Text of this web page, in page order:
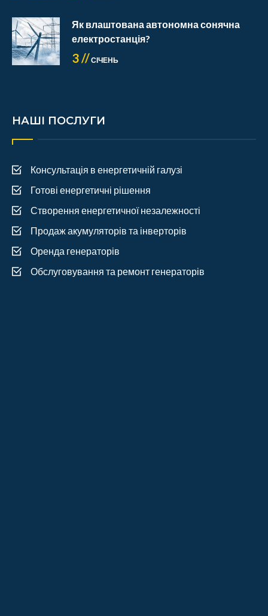
Як влаштована автономна сонячна
електростанція?
3 //СІЧЕНЬ
НАШІ ПОСЛУГИ
Консультація в енергетичній галузі
Готові енергетичні рішення
Створення енергетичної незалежності
Продаж акумуляторів та інверторів
Оренда генераторів
Обслуговування та ремонт генераторів